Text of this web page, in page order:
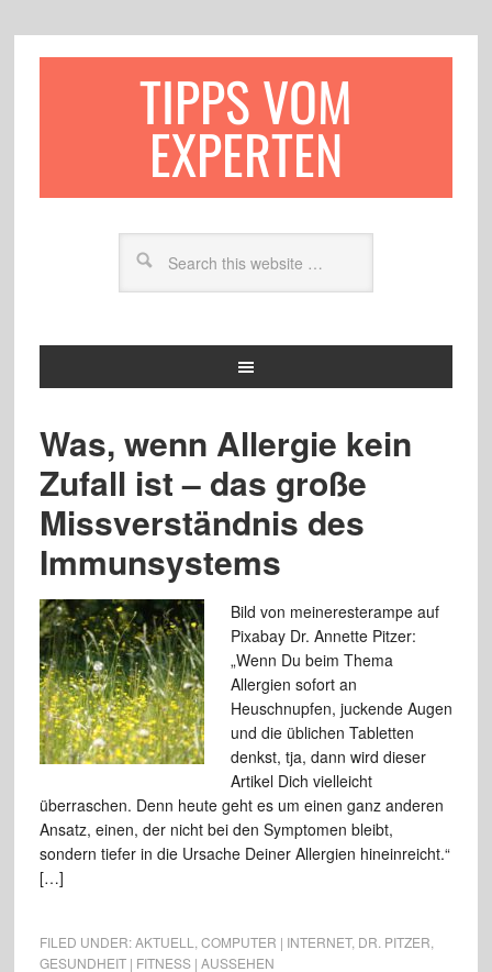
TIPPS VOM
EXPERTEN
Was, wenn Allergie kein
Zufall ist – das große
Missverständnis des
Immunsystems
Bild von meineresterampe auf
Pixabay Dr. Annette Pitzer:
„Wenn Du beim Thema
Allergien sofort an
Heuschnupfen, juckende Augen
und die üblichen Tabletten
denkst, tja, dann wird dieser
Artikel Dich vielleicht
überraschen. Denn heute geht es um einen ganz anderen
Ansatz, einen, der nicht bei den Symptomen bleibt,
sondern tiefer in die Ursache Deiner Allergien hineinreicht.“
[…]
FILED UNDER:AKTUELL COMPUTER | INTERNET, DR. PITZER
GESUNDHEIT | FITNESS | AUSSEHEN